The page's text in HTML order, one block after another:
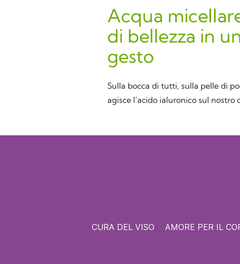
Acqua
di bellezza in
gesto
Sulla bocca di tutti, sulla pelle di
agisce l’acido ialuronico sul nostro
CURA DEL VISO AMORE PER IL